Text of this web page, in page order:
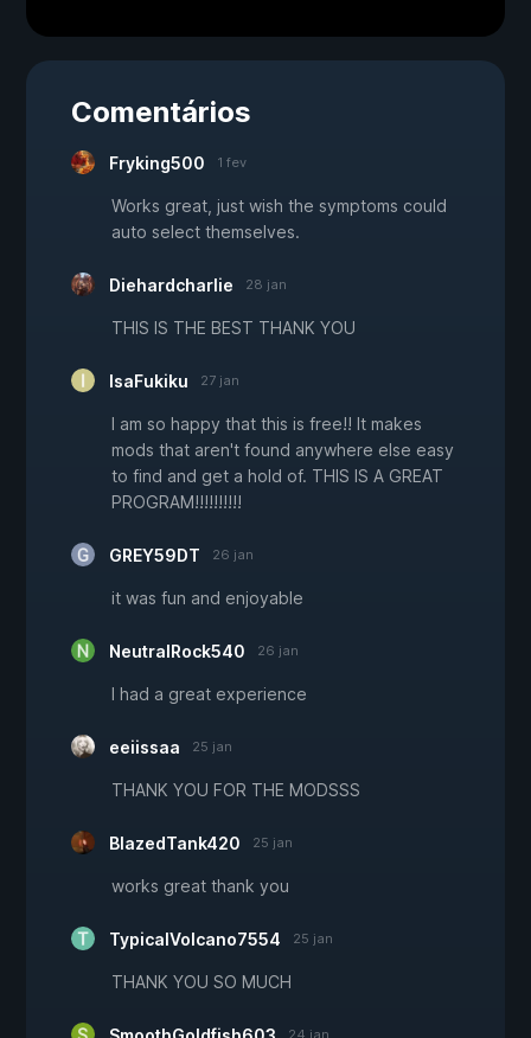
Comentários
Fryking500 1 fev
Works great, just wish the symptoms could
auto select themselves.
Diehardcharlie 28 jan
THIS IS THE BEST THANK YOU
IsaFukiku 27 jan
I am so happy that this is free!! It makes
mods that aren't found anywhere else easy
to find and get a hold of. THIS IS A GREAT
PROGRAM!!!!!!!!!!
GREY59DT 26 jan
it was fun and enjoyable
NeutralRock540 26 jan
I had a great experience
eeiissaa 25 jan
THANK YOU FOR THE MODSSS
BlazedTank420 25 jan
works great thank you
TypicalVolcano7554 25 jan
THANK YOU SO MUCH